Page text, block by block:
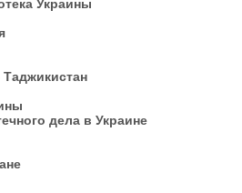
Украины
дела в Украине